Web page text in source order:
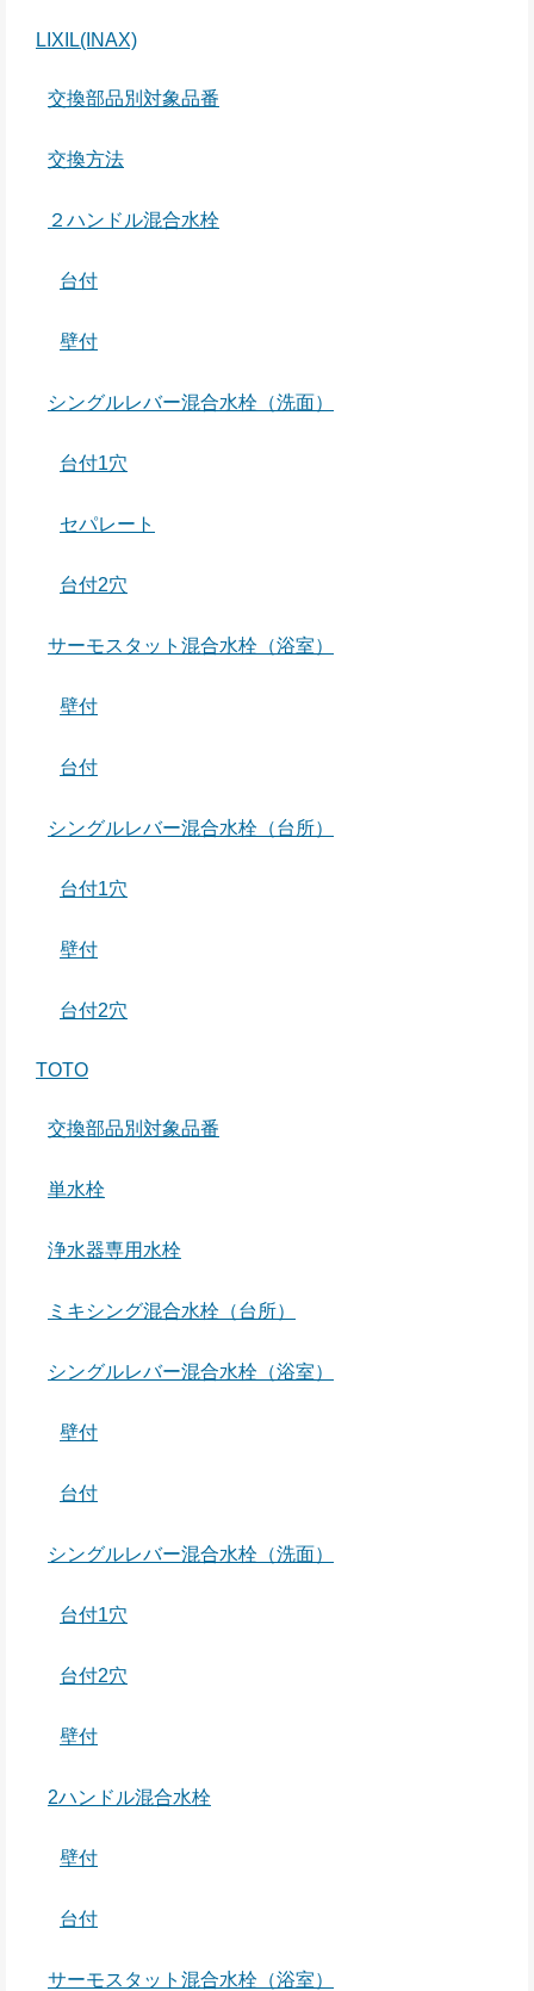
LIXIL(INAX)
交換部品別対象品番
交換方法
２ハンドル混合水栓
台付
壁付
シングルレバー混合水栓（洗面）
台付1穴
セパレート
台付2穴
サーモスタット混合水栓（浴室）
壁付
台付
シングルレバー混合水栓（台所）
台付1穴
壁付
台付2穴
TOTO
交換部品別対象品番
単水栓
浄水器専用水栓
ミキシング混合水栓（台所）
シングルレバー混合水栓（浴室）
壁付
台付
シングルレバー混合水栓（洗面）
台付1穴
台付2穴
壁付
2ハンドル混合水栓
壁付
台付
サーモスタット混合水栓（浴室）